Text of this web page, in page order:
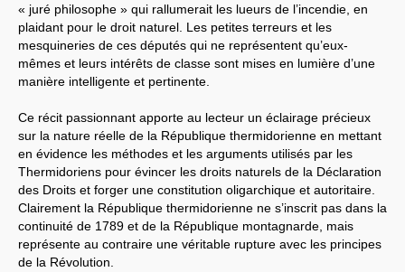
« juré philosophe » qui rallumerait les lueurs de l’incendie, en
plaidant pour le droit naturel. Les petites terreurs et les
mesquineries de ces députés qui ne représentent qu’eux-
mêmes et leurs intérêts de classe sont mises en lumière d’une
manière intelligente et pertinente.
Ce récit passionnant apporte au lecteur un éclairage précieux
sur la nature réelle de la République thermidorienne en mettant
en évidence les méthodes et les arguments utilisés par les
Thermidoriens pour évincer les droits naturels de la Déclaration
des Droits et forger une constitution oligarchique et autoritaire.
Clairement la République thermidorienne ne s’inscrit pas dans la
continuité de 1789 et de la République montagnarde, mais
représente au contraire une véritable rupture avec les principes
de la Révolution.